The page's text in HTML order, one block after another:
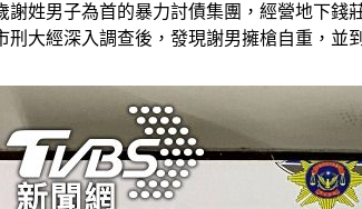
謝姓男子為首的暴力討債集團，經營地下
刑大經深入調查後，發現謝男擁槍自重，並